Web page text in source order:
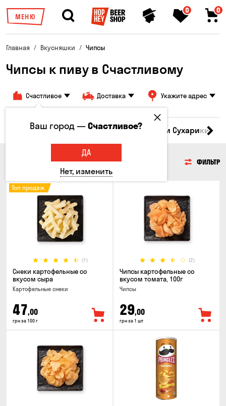
МЕНЮ
0 0
Главная Вкусняшки Чипсы
Чипсы к пиву в Счастливому
Счастливое Доставка Укажите адрес
Кукуруза Семечки Чипсы Гренки и Сухарики
ФИЛЬТР
(1)
Топ продаж
Снеки картофельные со
вкусом сыра
Картофельные снеки
47,00
грн за 100 г
(2)
Чипсы картофельные со
вкусом томата, 100г
Чипсы
29,00
грн за 1 шт
Ваш город —Счастливое?
ДА
Нет, изменить